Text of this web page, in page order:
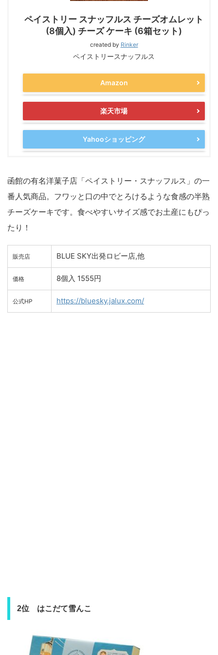
ペイストリー スナッフルス チーズオムレット
(8個入) チーズ ケーキ (6箱セット)
created by Rinker
ペイストリースナッフルス
Amazon
楽天市場
Yahooショッピング
函館の有名洋菓子店「ペイストリー・スナッフルス」の一
番人気商品。フワッと口の中でとろけるような食感の半熟
チーズケーキです。食べやすいサイズ感でお土産にもぴっ
たり！
販売店 BLUE SKY出発ロビー店,他
価格 8個入 1555円
公式HP https://bluesky.jalux.com/
2位 はこだて雪んこ